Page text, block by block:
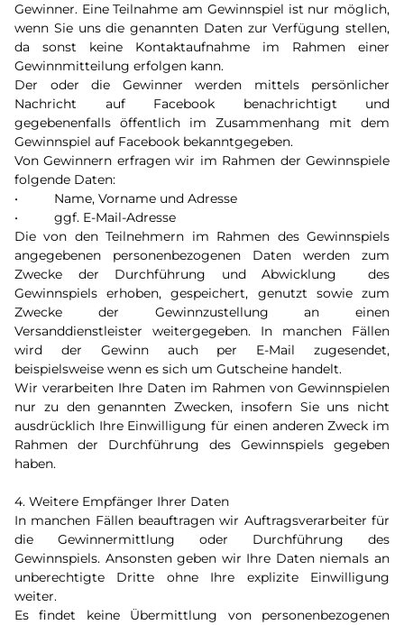
Gewinner. Eine Teilnahme am Gewinnspiel ist nur möglich,
wenn Sie uns die genannten Daten zur Verfügung stellen,
da sonst keine Kontaktaufnahme im Rahmen einer
Gewinnmitteilung erfolgen kann.
Der oder die Gewinner werden mittels persönlicher
Nachricht auf Facebook benachrichtigt und
gegebenenfalls öffentlich im Zusammenhang mit dem
Gewinnspiel auf Facebook bekanntgegeben.
Von Gewinnern erfragen wir im Rahmen der Gewinnspiele
folgende Daten:
• Name, Vorname und Adresse
• ggf. E-Mail-Adresse
Die von den Teilnehmern im Rahmen des Gewinnspiels
angegebenen personenbezogenen Daten werden zum
Zwecke der Durchführung und Abwicklung des
Gewinnspiels erhoben, gespeichert, genutzt sowie zum
Zwecke der Gewinnzustellung an einen
Versanddienstleister weitergegeben. In manchen Fällen
wird der Gewinn auch per E-Mail zugesendet,
beispielsweise wenn es sich um Gutscheine handelt.
Wir verarbeiten Ihre Daten im Rahmen von Gewinnspielen
nur zu den genannten Zwecken, insofern Sie uns nicht
ausdrücklich Ihre Einwilligung für einen anderen Zweck im
Rahmen der Durchführung des Gewinnspiels gegeben
haben.
4. Weitere Empfänger Ihrer Daten
In manchen Fällen beauftragen wir Auftragsverarbeiter für
die Gewinnermittlung oder Durchführung des
Gewinnspiels. Ansonsten geben wir Ihre Daten niemals an
unberechtigte Dritte ohne Ihre explizite Einwilligung
weiter.
Es findet keine Übermittlung von personenbezogenen